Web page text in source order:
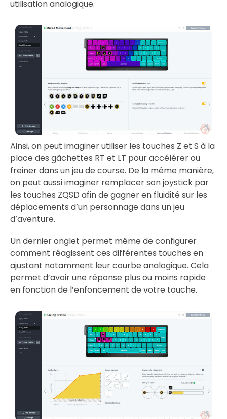
utilisation analogique.
Ainsi, on peut imaginer utiliser les touches Z et S à la
place des gâchettes RT et LT pour accélérer ou
freiner dans un jeu de course. De la même manière,
on peut aussi imaginer remplacer son joystick par
les touches ZQSD afin de gagner en fluidité sur les
déplacements d’un personnage dans un jeu
d’aventure.
Un dernier onglet permet même de configurer
comment réagissent ces différentes touches en
ajustant notamment leur courbe analogique. Cela
permet d’avoir une réponse plus ou moins rapide
en fonction de l’enfoncement de votre touche.